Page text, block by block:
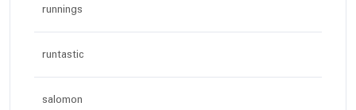
runnings
runtastic
salomon